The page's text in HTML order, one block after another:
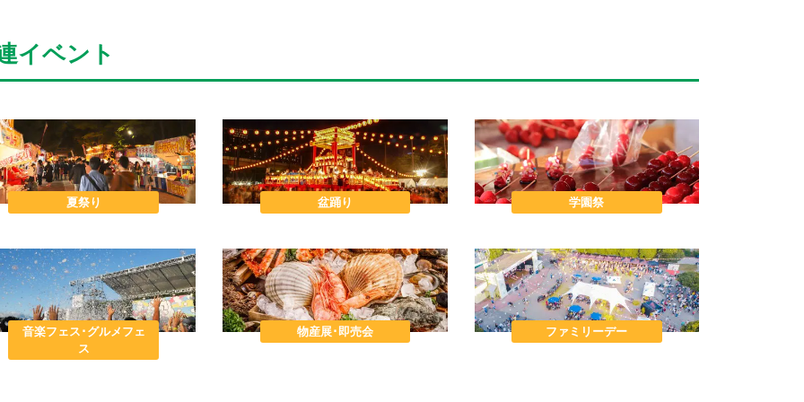
イベント
夏祭り 盆踊り 学園祭
音楽フェス･グルメフェ
ス
物産展･即売会 ファミリーデー